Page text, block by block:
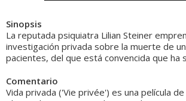
Sinopsis
La reputada psiquiatra Lilian Steiner
investigación privada sobre la muerte de
pacientes, del que está convencida que ha
Comentario
Vida privada ('Vie privée') es una película de